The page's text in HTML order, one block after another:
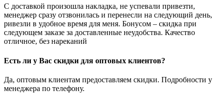
С доставкой произошла накладка, не успевали привезти,
менеджер сразу отзвонилась и перенесли на следующий день,
ривезли в удобное время для меня. Бонусом – скидка при
следующем заказе за доставленные неудобства. Качество
отличное, без нареканий
Есть ли у Вас скидки для оптовых клиентов?
Да, оптовым клиентам предоставляем скидки. Подробности у
менеджера по телефону.